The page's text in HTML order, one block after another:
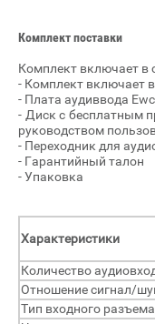
Комплект поставки
Комплект включает в
- Комплект включает
- Плата аудиввода
- Диск с бесплатным
руководством
- Переходник для
- Гарантийный талон
- Упаковка
Характеристики
Количество
Отношение сигнал/
Тип входного разъема